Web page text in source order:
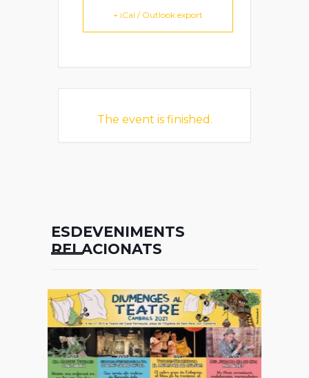
+ iCal / Outlook export
The event is finished.
ESDEVENIMENTS
RELACIONATS